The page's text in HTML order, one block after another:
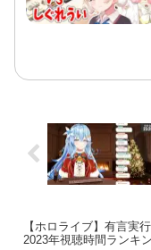
【ホロライブ】有言実
2023年視聴時間ランキ